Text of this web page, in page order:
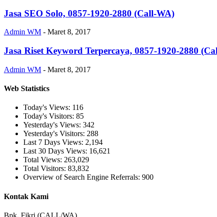
Jasa SEO Solo, 0857-1920-2880 (Call-WA)
Admin WM - Maret 8, 2017
Jasa Riset Keyword Terpercaya, 0857-1920-2880
Admin WM - Maret 8, 2017
Web Statistics
Today's Views: 116
Today's Visitors: 85
Yesterday's Views: 342
Yesterday's Visitors: 288
Last 7 Days Views: 2,194
Last 30 Days Views: 16,621
Total Views: 263,029
Total Visitors: 83,832
Overview of Search Engine Referrals: 900
Kontak Kami
Bpk. Fikri (CALL/WA)